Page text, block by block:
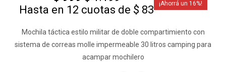
Hasta en 12 cuotas de $ 83
16
Mochila táctica estilo militar de doble compartimiento con
sistema de correas molle impermeable 30 litros camping para
acampar mochilero